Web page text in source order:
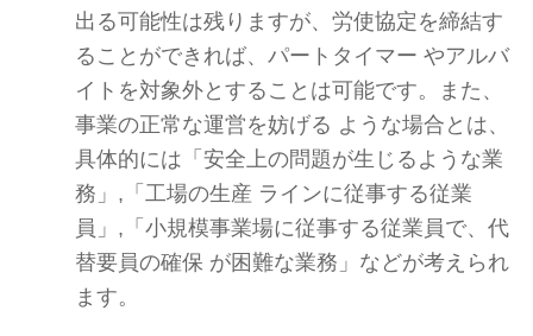
出る可能性は残りますが、労使協定を締結す
ることができれば、パートタイマー やアルバ
イトを対象外とすることは可能です。また、
事業の正常な運営を妨げる ような場合とは、
具体的には「安全上の問題が生じるような業
務」,「工場の生産 ラインに従事する従業
員」,「小規模事業場に従事する従業員で、代
替要員の確保 が困難な業務」などが考えられ
ます。